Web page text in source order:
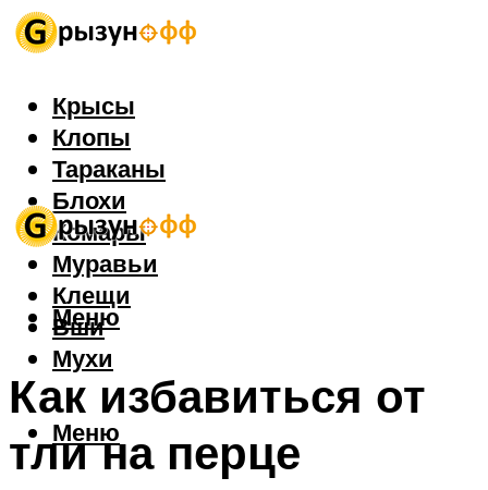
Крысы
Клопы
Тараканы
Блохи
Комары
Муравьи
Клещи
Вши
Мухи
Меню
Меню
Как избавиться от
тли на перце